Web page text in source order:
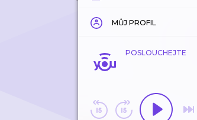
MŮJ PROFIL
POSLOUCHEJTE